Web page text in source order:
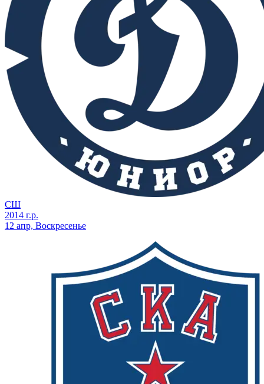
СШ
2014 г.р.
12 апр, Воскресенье